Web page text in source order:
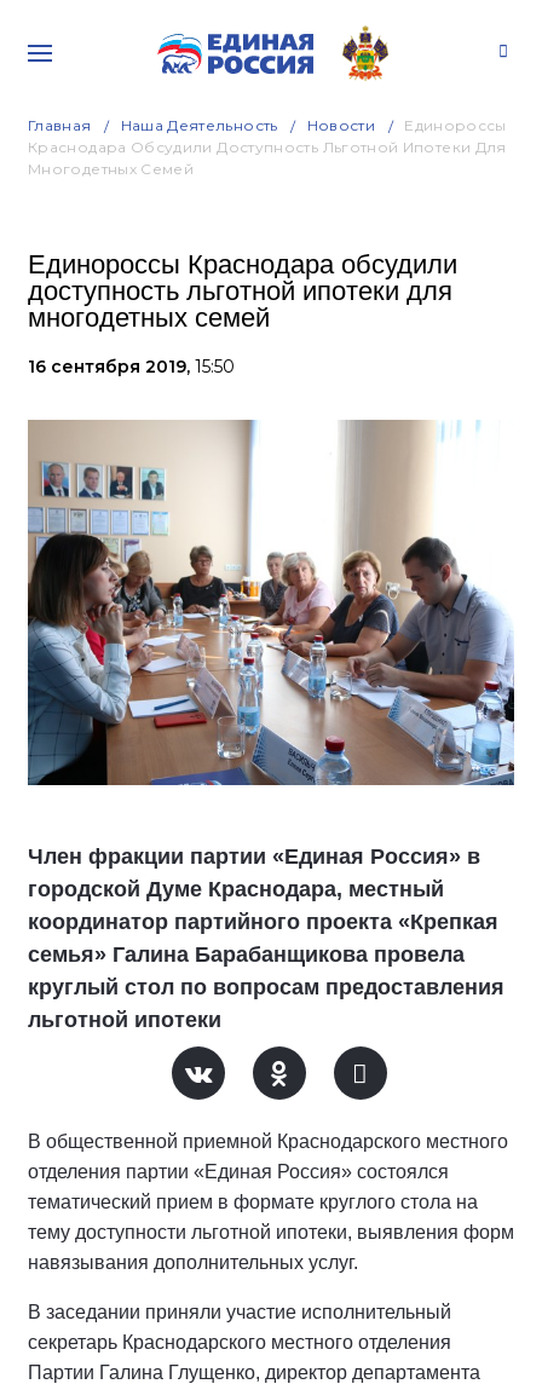
Главная Наша Деятельность Новости
Единороссы
Краснодара Обсудили Доступность Льготной Ипотеки Для
Многодетных Семей
Единороссы Краснодара обсудили
доступность льготной ипотеки для
многодетных семей
16 сентября 2019, 15:50
Член фракции партии «Единая Россия» в
городской Думе Краснодара, местный
координатор партийного проекта «Крепкая
семья» Галина Барабанщикова провела
круглый стол по вопросам предоставления
льготной ипотеки
В общественной приемной Краснодарского местного
отделения партии «Единая Россия» состоялся
тематический прием в формате круглого стола на
тему доступности льготной ипотеки, выявления форм
навязывания дополнительных услуг.
В заседании приняли участие исполнительный
секретарь Краснодарского местного отделения
Партии Галина Глущенко, директор департамента